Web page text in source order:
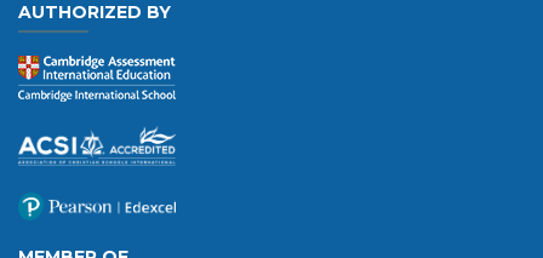
AUTHORIZED BY